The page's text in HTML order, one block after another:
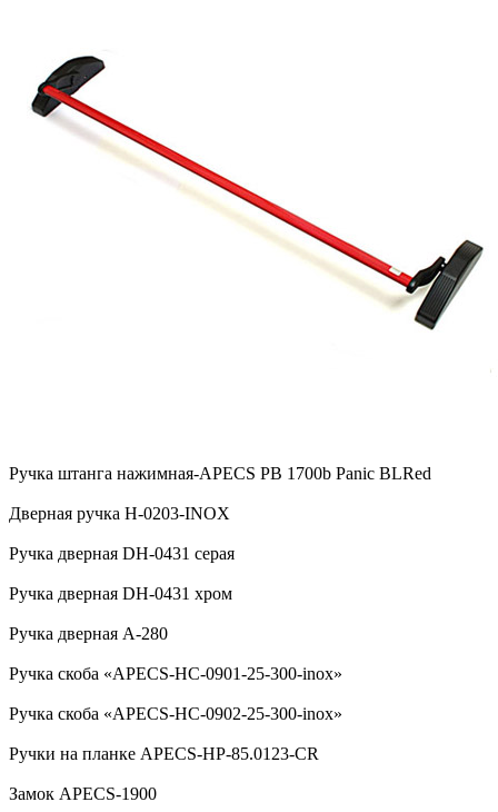
Ручка штанга нажимная-APECS PB 1700b Panic BLRed
Дверная ручка H-0203-INOX
Ручка дверная DH-0431 серая
Ручка дверная DH-0431 хром
Ручка дверная А-280
Ручка скоба «APECS-HC-0901-25-300-inox»
Ручка скоба «APECS-HC-0902-25-300-inox»
Ручки на планке APECS-HP-85.0123-CR
Замок APECS-1900